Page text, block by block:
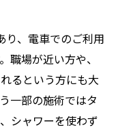
り、電車でのご利用
職場が近い方や、
るという方にも大
一部の施術ではタ
シャワーを使わず